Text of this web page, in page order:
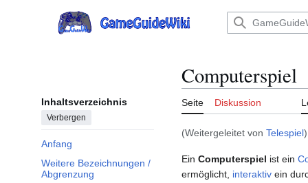
Hauptmenü
Inhaltsverzeichnis
Verbergen
Anfang
Weitere Bezeichnungen /
Abgrenzung
Computerspiel
Seite Diskussion
(Weitergeleitet von Telespiel)
Ein Computerspiel ist ein
ermöglicht, interaktiv ein